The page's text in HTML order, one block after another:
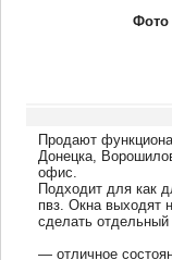
Фото
Продают
Донецка,
офис.
Подходит для как
пвз. Окна выходят
сделать отдельный
— отличное